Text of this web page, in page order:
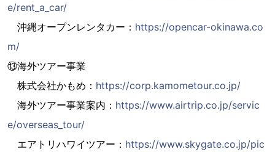
e/rent_a_car/
沖縄オープンレンタカー： https://opencar-okinawa.co
m/
⑬海外ツアー事業
株式会社かもめ： https://corp.kamometour.co.jp/
海外ツアー事業案内： https://www.airtrip.co.jp/servic
e/overseas_tour/
エアトリハワイツアー： https://www.skygate.co.jp/pic